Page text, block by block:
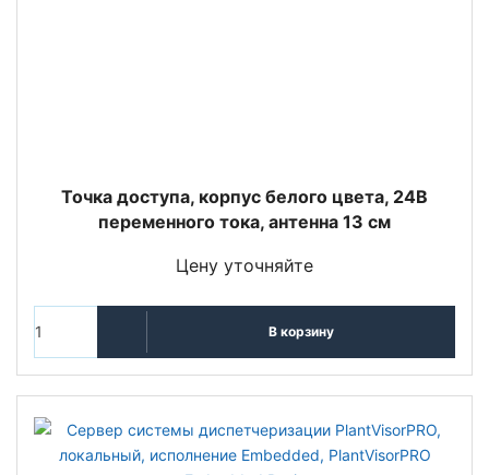
Точка доступа, корпус белого цвета, 24В
переменного тока, антенна 13 см
Цену уточняйте
В корзину